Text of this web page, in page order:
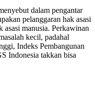
dalam pengantar
pelanggaran hak asasi
asasi manusia. Perkawinan
kecil, padahal
Indeks Pembangunan
Indonesia takkan bisa